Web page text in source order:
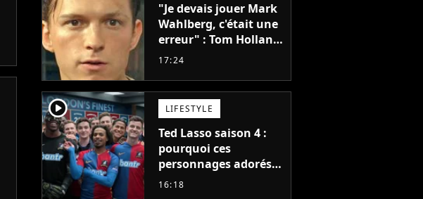
"Je devais jouer Mark
Wahlberg, c'était une
erreur" : Tom Holland,
la star de Spider-Man,
blockbuster
17:24
player2 LIFESTYLE
Ted Lasso saison 4 :
pourquoi ces
personnages adorés
des fans ne sont pas
16:18